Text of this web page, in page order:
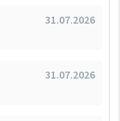
31.07.2026
31.07.2026